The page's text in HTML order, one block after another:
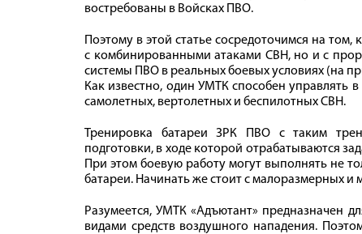
востребованы в Войсках ПВО.
Поэтому в этой статье сосредоточимся на
с комбинированными атаками СВН, но и с
системы ПВО в реальных боевых условиях (на
Как известно, один УМТК способен управлять
самолетных, вертолетных и беспилотных СВН.
Тренировка батареи ЗРК ПВО с таким
подготовки, в ходе которой отрабатываются
При этом боевую работу могут выполнять не
батареи. Начинать же стоит с малоразмерных
Разумеется, УМТК «Адъютант» предназначен
видами средств воздушного нападения.